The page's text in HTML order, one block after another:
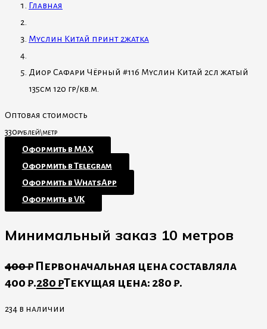
Главная
Муслин Китай принт 2жатка
Диор Сафари Чёрный #116 Муслин Китай 2сл жатый
135см 120 гр/кв.м.
Оптовая стоимость
330рублей\метр
Оформить в MAX
Оформить в Telegram
Оформить в WhatsApp
Оформить в VK
Минимальный заказ 10 метров
400₽ Первоначальная цена составляла
400 ₽.280₽Текущая цена: 280 ₽.
234 в наличии